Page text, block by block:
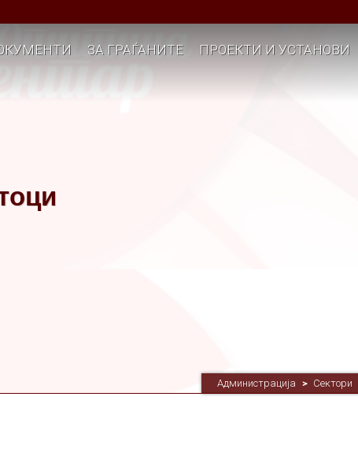
ЗА ГРАЃАНИТЕ ПРОЕКТИ И УСТАНОВИ
Администрација > Сектори